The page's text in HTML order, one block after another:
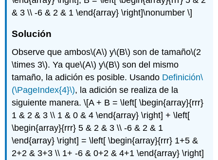
& 3 \\ -6 & 2 & 1 \end{array} \right]\nonumber \]
Solución
Observe que ambos\(A\) y\(B\) son de tamaño\(2
\times 3\). Ya que\(A\) y\(B\) son del mismo
tamaño, la adición es posible. Usando Definición\
(\PageIndex{4}\), la adición se realiza de la
siguiente manera.\[A + B = \left[ \begin{array}{rrr}
1 & 2 & 3 \\ 1 & 0 & 4 \end{array} \right] + \left[
\begin{array}{rrr} 5 & 2 & 3 \\ -6 & 2 & 1
\end{array} \right] = \left[ \begin{array}{rrr} 1+5 &
2+2 & 3+3 \\ 1+ -6 & 0+2 & 4+1 \end{array} \right]